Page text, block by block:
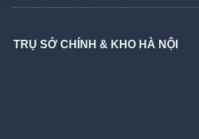
TRỤ SỞ CHÍNH & KHO HÀ NỘI